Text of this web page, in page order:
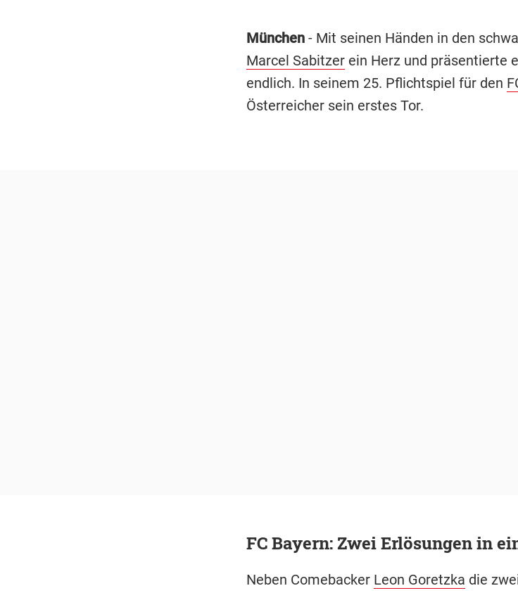
München- Mit seinen Händen in den
Marcel Sabitzerein Herz und präsentierte
endlich. In seinem 25. Pflichtspiel für den
Österreicher sein erstes Tor.
FC Bayern: Zwei Erlösungen in
Neben Comebacker Leon Goretzka die